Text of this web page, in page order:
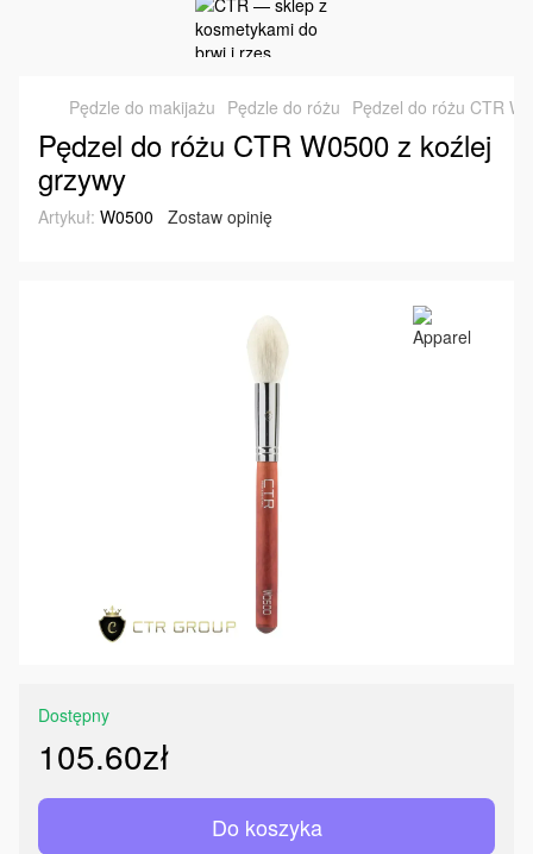
Pędzle do makijażu Pędzle do różu Pędzel do różu CTR
Pędzel do różu CTR W0500 z koźlej
grzywy
Artykuł: W0500 Zostaw opinię
Dostępny
105.60zł
Do koszyka